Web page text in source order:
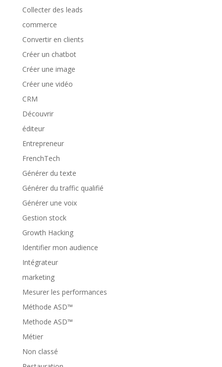
Collecter des leads
commerce
Convertir en clients
Créer un chatbot
Créer une image
Créer une vidéo
CRM
Découvrir
éditeur
Entrepreneur
FrenchTech
Générer du texte
Générer du traffic qualifié
Générer une voix
Gestion stock
Growth Hacking
Identifier mon audience
Intégrateur
marketing
Mesurer les performances
Méthode ASD™
Methode ASD™
Métier
Non classé